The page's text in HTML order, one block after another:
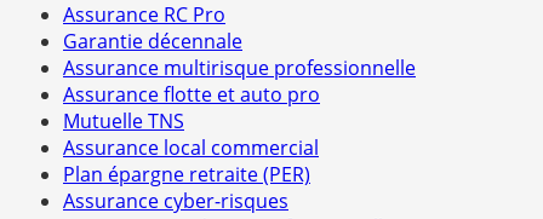
Assurance RC Pro
Garantie décennale
Assurance multirisque professionnelle
Assurance flotte et auto pro
Mutuelle TNS
Assurance local commercial
Plan épargne retraite (PER)
Assurance cyber-risques